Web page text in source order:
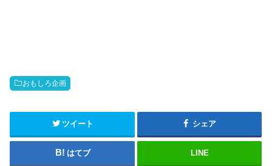
おもしろ企画
ツイート シェア
はてブ LINE